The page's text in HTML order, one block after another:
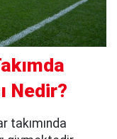
Nedir?
takımında